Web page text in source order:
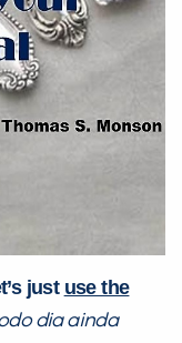
just use the
dia ainda